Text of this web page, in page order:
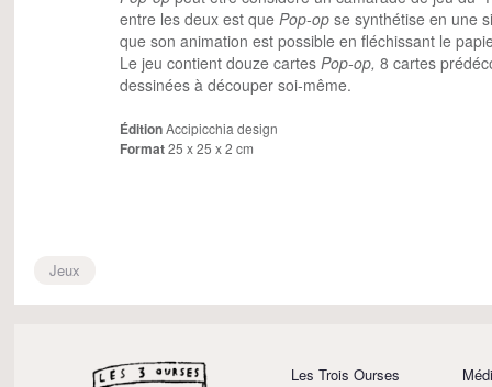
entre les deux est que Pop-op se synthétise en une
que son animation est possible en fléchissant le
Le jeu contient douze cartes Pop-op, 8 cartes
dessinées à découper soi-même.
ÉditionAccipicchia design
Format25 x 25 x 2 cm
Jeux
Les Trois Ourses